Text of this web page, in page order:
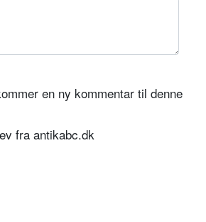
en ny kommentar til denne
fra antikabc.dk